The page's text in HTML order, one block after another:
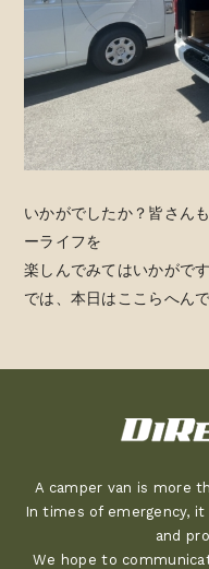
いかがでしたか？皆さん
ーライフを
楽しんでみてはいかがで
では、本日はここらへん
A camper van is more
In times of emergency,
and
We hope to